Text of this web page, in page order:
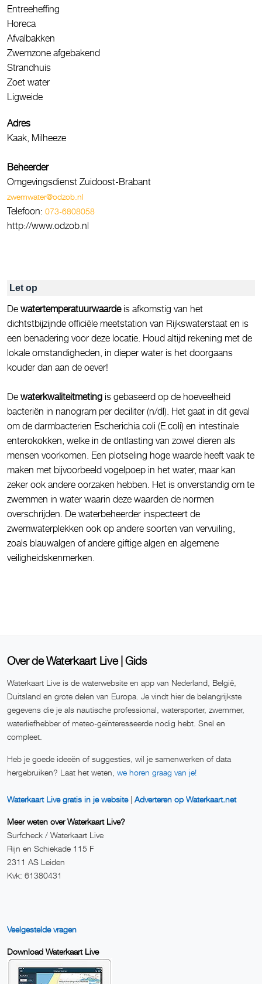
Entreeheffing
Horeca
Afvalbakken
Zwemzone afgebakend
Strandhuis
Zoet water
Ligweide
Adres
Kaak, Milheeze
Beheerder
Omgevingsdienst Zuidoost-Brabant
zwemwater@odzob.nl
Telefoon: 073-6808058
http://www.odzob.nl
Let op
De watertemperatuurwaardeis afkomstig van het
dichtstbijzijnde officiële meetstation van Rijkswaterstaat en is
een benadering voor deze locatie. Houd altijd rekening met de
lokale omstandigheden, in dieper water is het doorgaans
kouder dan aan de oever!
De waterkwaliteitmeting is gebaseerd op de hoeveelheid
bacteriën in nanogram per deciliter (n/dl). Het gaat in dit geval
om de darmbacterien Escherichia coli (E.coli) en intestinale
enterokokken, welke in de ontlasting van zowel dieren als
mensen voorkomen. Een plotseling hoge waarde heeft vaak te
maken met bijvoorbeeld vogelpoep in het water, maar kan
zeker ook andere oorzaken hebben. Het is onverstandig om te
zwemmen in water waarin deze waarden de normen
overschrijden. De waterbeheerder inspecteert de
zwemwaterplekken ook op andere soorten van vervuiling,
zoals blauwalgen of andere giftige algen en algemene
veiligheidskenmerken.
Over de Waterkaart Live | Gids
Waterkaart Live is de waterwebsite en app van Nederland, België,
Duitsland en grote delen van Europa. Je vindt hier de belangrijkste
gegevens die je als nautische professional, watersporter, zwemmer,
waterliefhebber of meteo-geïnteresseerde nodig hebt. Snel en
compleet.
Heb je goede ideeën of suggesties, wil je samenwerken of data
hergebruiken? Laat het weten, we horen graag van je!
Waterkaart Live gratis in je website| Adverteren op Waterkaart.net
Meer weten over Waterkaart Live?
Surfcheck / Waterkaart Live
Rijn en Schiekade 115 F
2311 AS Leiden
Kvk: 61380431
Veelgestelde vragen
Download Waterkaart Live